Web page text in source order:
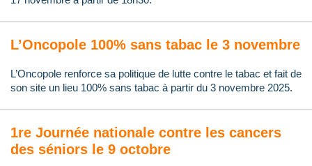
L’Oncopole 100% sans tabac le 3 novembre
L’Oncopole renforce sa politique de lutte contre le tabac et fait de
son site un lieu 100% sans tabac à partir du 3 novembre 2025.
1re Journée nationale contre les cancers
des séniors le 9 octobre